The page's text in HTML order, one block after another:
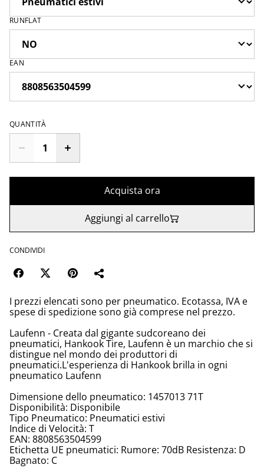
RUNFLAT
EAN
QUANTITÀ
Acquista ora
Aggiungi al carrello
CONDIVIDI
I prezzi elencati sono per pneumatico. Ecotassa, IVA e
spese di spedizione sono già comprese nel prezzo.
Laufenn - Creata dal gigante sudcoreano dei
pneumatici, Hankook Tire, Laufenn è un marchio che si
distingue nel mondo dei produttori di
pneumatici.L'esperienza di Hankook brilla in ogni
pneumatico Laufenn
Dimensione dello pneumatico: 1457013 71T
Disponibilità: Disponibile
Tipo Pneumatico: Pneumatici estivi
Indice di Velocità: T
EAN: 8808563504599
Etichetta UE pneumatici: Rumore: 70dB Resistenza: D
Bagnato: C